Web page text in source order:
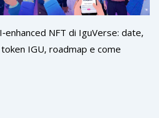
NFT di IguVerse: date,
IGU, roadmap e come